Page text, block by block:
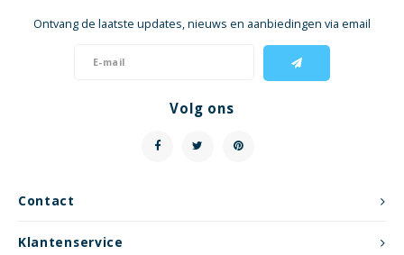
Contact
Ontvang de laatste updates, nieuws en aanbiedingen via email
Volg ons
Klantenservice